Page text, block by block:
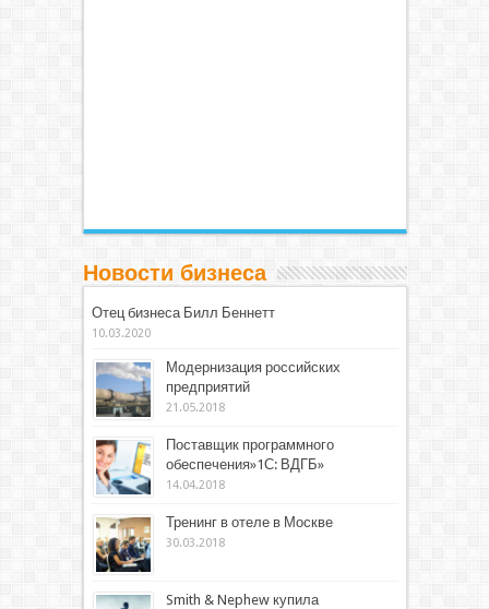
Новости бизнеса
Отец бизнеса Билл Беннетт
10.03.2020
Модернизация российских
предприятий
21.05.2018
Поставщик программного
обеспечения»1С: ВДГБ»
14.04.2018
Тренинг в отеле в Москве
30.03.2018
Smith & Nephew купила